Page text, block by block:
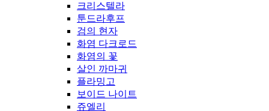
크리스텔라
툰드라후프
검의 현자
화염 다크로드
화염의 꽃
살인 까마귀
플라밍고
보이드 나이트
쥬엘리